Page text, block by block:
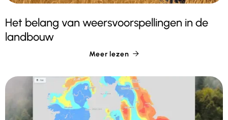
Het belang van weersvoorspellingen in de
landbouw
Meer lezen 